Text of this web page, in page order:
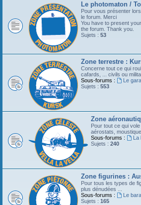
Le photomaton /
Pour vous présenter
le forum. Merci
You have to present
the forum. Thank you.
Sujets : 53
Zone terrestre :
Concerne tout ce qui
cafards, ... civils ou
Sous-forums :
Le
Sujets : 553
Zone
Pour tout ce qui
aérostats,
Sous-forums :
La
Sujets : 240
Zone figurines :
Pour tous les types de
plus dénudées ...
Sous-forums :
Le
Sujets : 165